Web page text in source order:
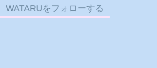
WATARUをフォローする